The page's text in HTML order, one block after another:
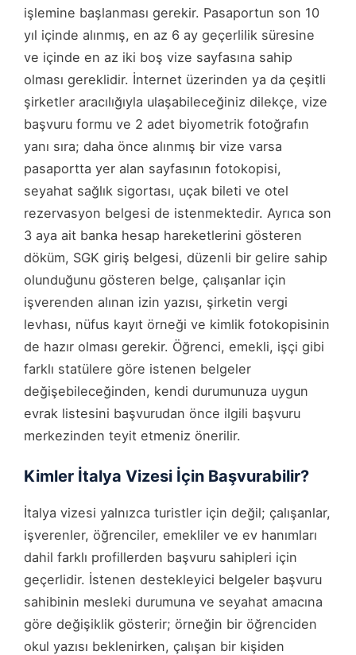
işlemine başlanması gerekir. Pasaportun son 10
yıl içinde alınmış, en az 6 ay geçerlilik süresine
ve içinde en az iki boş vize sayfasına sahip
olması gereklidir. İnternet üzerinden ya da çeşitli
şirketler aracılığıyla ulaşabileceğiniz dilekçe, vize
başvuru formu ve 2 adet biyometrik fotoğrafın
yanı sıra; daha önce alınmış bir vize varsa
pasaportta yer alan sayfasının fotokopisi,
seyahat sağlık sigortası, uçak bileti ve otel
rezervasyon belgesi de istenmektedir. Ayrıca son
3 aya ait banka hesap hareketlerini gösteren
döküm, SGK giriş belgesi, düzenli bir gelire sahip
olunduğunu gösteren belge, çalışanlar için
işverenden alınan izin yazısı, şirketin vergi
levhası, nüfus kayıt örneği ve kimlik fotokopisinin
de hazır olması gerekir. Öğrenci, emekli, işçi gibi
farklı statülere göre istenen belgeler
değişebileceğinden, kendi durumunuza uygun
evrak listesini başvurudan önce ilgili başvuru
merkezinden teyit etmeniz önerilir.
Kimler İtalya Vizesi İçin Başvurabilir?
İtalya vizesi yalnızca turistler için değil; çalışanlar,
işverenler, öğrenciler, emekliler ve ev hanımları
dahil farklı profillerden başvuru sahipleri için
geçerlidir. İstenen destekleyici belgeler başvuru
sahibinin mesleki durumuna ve seyahat amacına
göre değişiklik gösterir; örneğin bir öğrenciden
okul yazısı beklenirken, çalışan bir kişiden